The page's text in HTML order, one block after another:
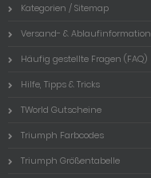
Kategorien / Sitemap
Versand- &
Häufig gestellte Fragen (FAQ)
Hilfe, Tipps & Tricks
TWorld Gutscheine
Triumph Farbcodes
Triumph Größentabelle